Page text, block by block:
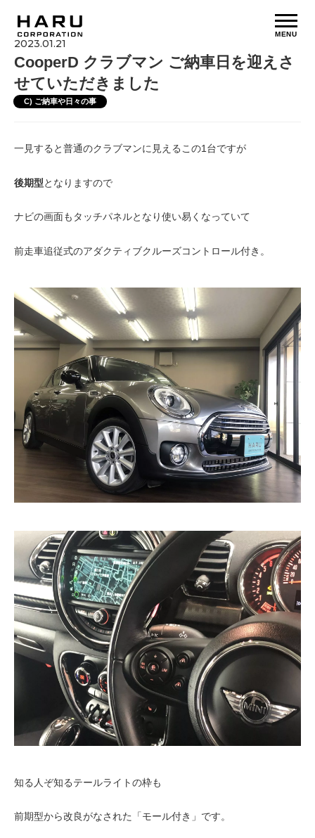
MENU
2023.01.21
CooperD クラブマン ご納車日を迎えさ
せていただきました
C) ご納車や日々の事
一見すると普通のクラブマンに見えるこの1台ですが
後期型となりますので
ナビの画面もタッチパネルとなり使い易くなっていて
前走車追従式のアダクティブクルーズコントロール付き。
知る人ぞ知るテールライトの枠も
前期型から改良がなされた「モール付き」です。